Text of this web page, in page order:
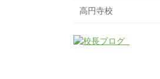
高円寺校